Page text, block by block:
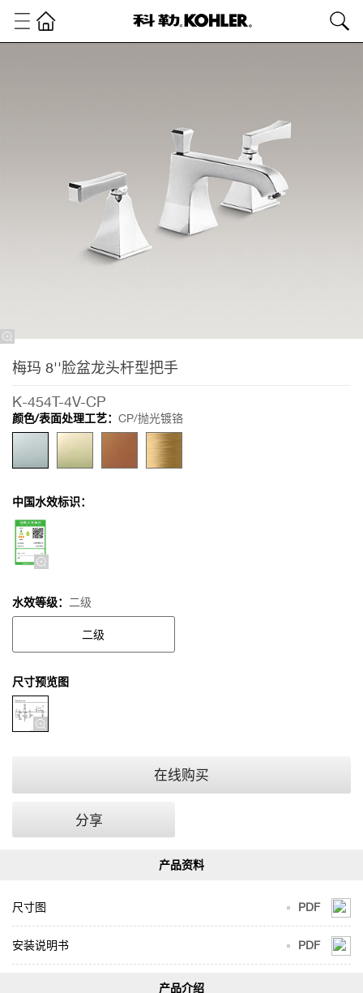
型把
梅玛 8''脸盆龙头杆型把手
K-454T-4V-CP
颜色/表面处理工艺： CP/抛光镀铬
中国水效标识：
水效等级： 二级
二级
尺寸预览图
在线购买
分享
PDF
尺寸图
PDF
安装说明书